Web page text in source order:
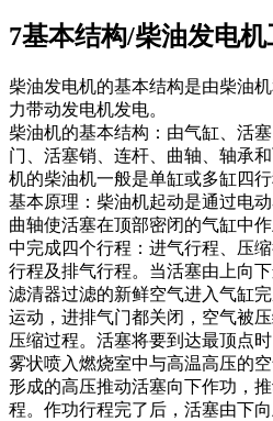
7基本结构/柴油发电
柴油发电机的基本结构是由柴油
力带动发电机发电。
柴油机的基本结构：由气缸、活
门、活塞销、连杆、曲轴、轴承
机的柴油机一般是单缸或多缸四
基本原理：柴油机起动是通过电
曲轴使活塞在顶部密闭的气缸中
中完成四个行程：进气行程、压
行程及排气行程。当活塞由上向
滤清器过滤的新鲜空气进入气缸
运动，进排气门都关闭，空气被
压缩过程。活塞将要到达最顶点
雾状喷入燃烧室中与高温高压的
形成的高压推动活塞向下作功，
程。作功行程完了后，活塞由下